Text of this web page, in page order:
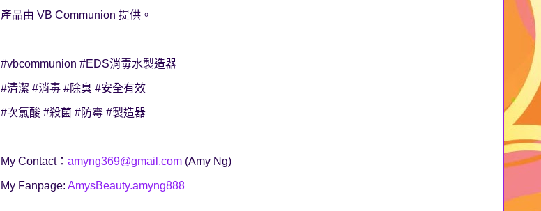
產品由 VB Communion 提供。
#vbcommunion #EDS消毒水製造器
#清潔 #消毒 #除臭 #安全有效
#次氯酸 #殺菌 #防霉 #製造器
My Contact： amyng369@gmail.com (Amy Ng)
My Fanpage: AmysBeauty.amyng888